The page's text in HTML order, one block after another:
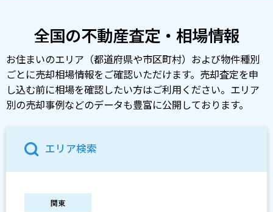
全国の不動産査定・相場情報
お住まいのエリア（都道府県や市区町村）および物件種別
ごとに売却相場情報をご確認いただけます。売却査定を申
し込む前に相場を確認したい方はご利用ください。エリア
別の売却事例などのデータも豊富に公開しております。
エリア検索
関東